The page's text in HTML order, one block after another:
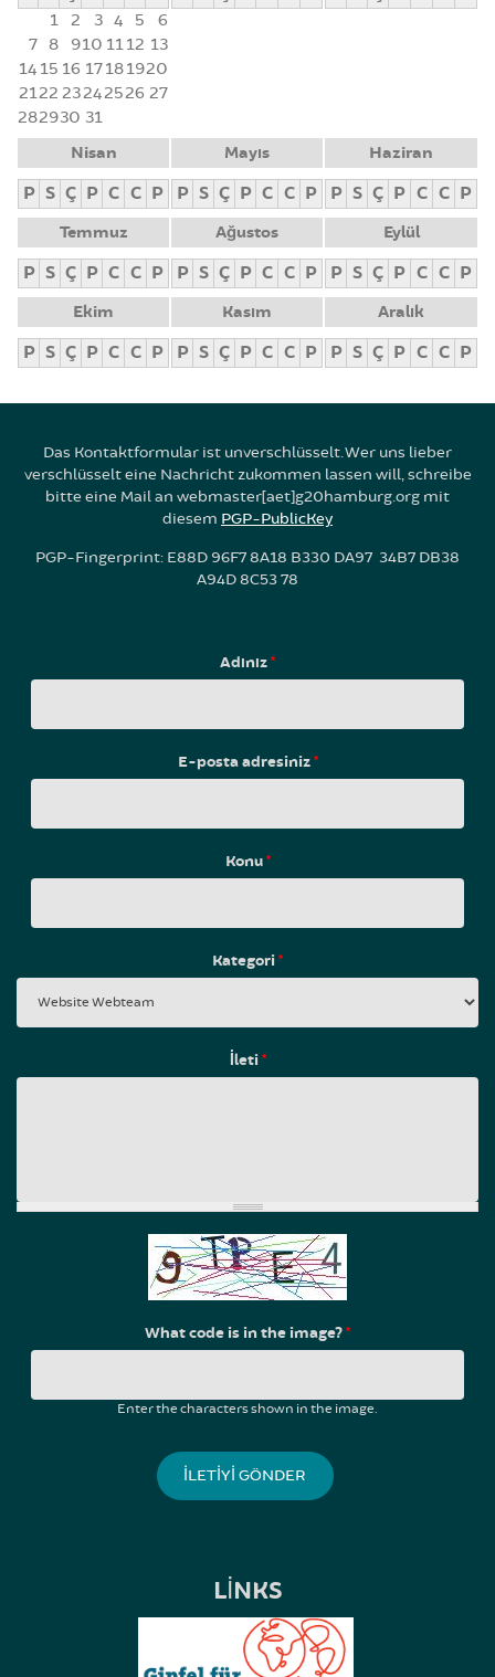
1 2 3 4 5
6
7 8 910 1112 13
14 15 16 17181920
2122 23242526 27
282930 31
Nisan
P S Ç P C C P
Mayıs
P S Ç P C C P
Haziran
P S Ç P C C P
Temmuz
P S Ç P C C P
Ağustos
P S Ç P C C P
Eylül
P S Ç P C C P
Ekim
P S Ç P C C P
Kasım
P S Ç P C C P
Aralık
P S Ç P C C P
Das Kontaktformular ist unverschlüsselt. Wer uns lieber
verschlüsselt eine Nachricht zukommen lassen will, schreibe
bitte eine Mail an webmaster[aet]g20hamburg.org mit
diesem PGP-PublicKey
PGP-Fingerprint: E88D 96F7 8A18 B330 DA97 34B7 DB38
A94D 8C53 78
Adınız*
E-posta adresiniz*
Konu*
Kategori*
İleti*
What code is in the image?*
Enter the characters shown in the image.
LINKS